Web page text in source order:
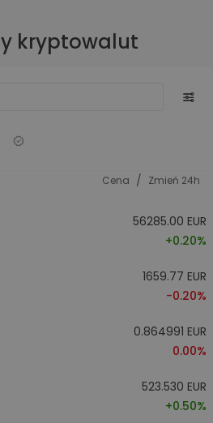
kryptowalut
Cena / Zmień 24h
56285.00 EUR
+0.20%
1659.77 EUR
-0.20%
0.864991 EUR
0.00%
523.530 EUR
+0.50%